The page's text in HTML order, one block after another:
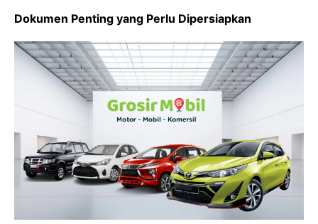
Dokumen Penting yang Perlu Dipersiapkan